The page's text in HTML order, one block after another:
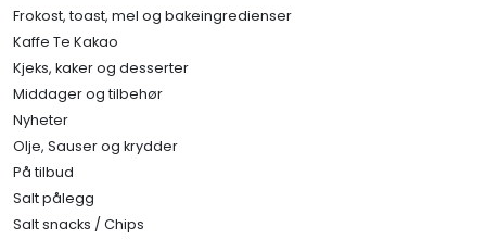
Frokost, toast, mel og bakeingredienser
Kaffe Te Kakao
Kjeks, kaker og desserter
Middager og tilbehør
Nyheter
Olje, Sauser og krydder
På tilbud
Salt pålegg
Salt snacks / Chips